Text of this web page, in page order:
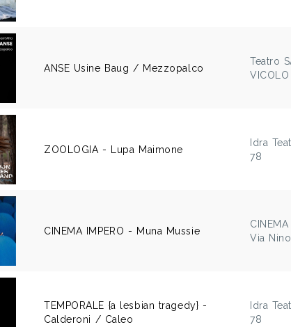
ANSE Usine Baug / Mezzopalco
Teatro
ZOOLOGIA - Lupa Maimone
Idra
78
CINEMA IMPERO - Muna Mussie
Via
TEMPORALE {a lesbian tragedy} -
Calderoni / Caleo
Idra
78